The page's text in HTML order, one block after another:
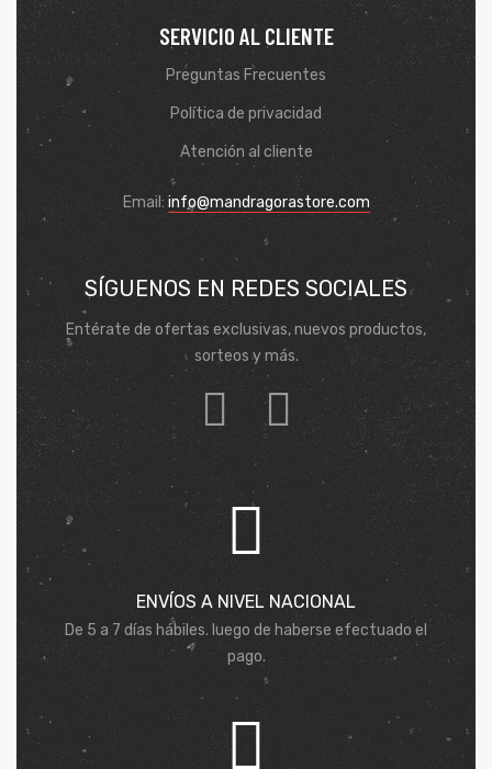
SERVICIO AL CLIENTE
Preguntas Frecuentes
Política de privacidad
Atención al cliente
Email: info@mandragorastore.com
SÍGUENOS EN REDES SOCIALES
Entérate de ofertas exclusivas, nuevos productos,
sorteos y más.
ENVÍOS A NIVEL NACIONAL
De 5 a 7 días hábiles. luego de haberse efectuado el
pago.